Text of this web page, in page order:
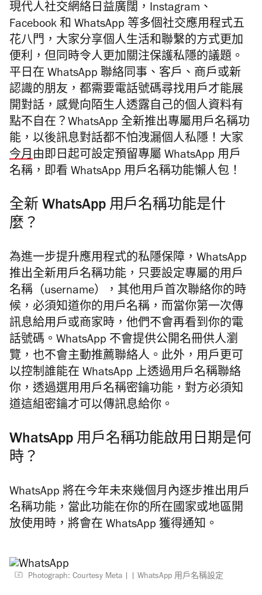
現代人社交網絡日益廣闊，Instagram、
Facebook 和 WhatsApp 等多個社交應用程式五
花八門，大家分享個人生活和聯繫的方式更加
便利，但同時令人更加關注保護私隱的議題。
平日在 WhatsApp 聯絡同事、客戶、商戶或新
認識的朋友，都需要電話號碼尋找用戶才能展
開對話，感覺向陌生人透露自己的個人資料有
點不自在？WhatsApp 全新推出專屬用戶名稱功
能，以後訊息對話都不怕洩漏個人私隱！大家
今月由即日起可設定預留專屬 WhatsApp 用戶
名稱，即看 WhatsApp 用戶名稱功能懶人包！
全新 WhatsApp 用戶名稱功能是什
麼？
為進一步提升應用程式的私隱保障，WhatsApp
推出全新用戶名稱功能，只要設定專屬的用戶
名稱（username），其他用戶首次聯絡你的時
候，必須知道你的用戶名稱，而當你第一次傳
訊息給用戶或商家時，他們不會再看到你的電
話號碼。WhatsApp 不會提供公開名冊供人瀏
覽，也不會主動推薦聯絡人。此外，用戶更可
以控制誰能在 WhatsApp 上透過用戶名稱聯絡
你，透過選用用戶名稱密鑰功能，對方必須知
道這組密鑰才可以傳訊息給你。
WhatsApp 用戶名稱功能啟用日期是何
時？
WhatsApp 將在今年未來幾個月內逐步推出用戶
名稱功能，當此功能在你的所在國家或地區開
放使用時，將會在 WhatsApp 獲得通知。
Photograph: Courtesy Meta | WhatsApp 用戶名稱設定